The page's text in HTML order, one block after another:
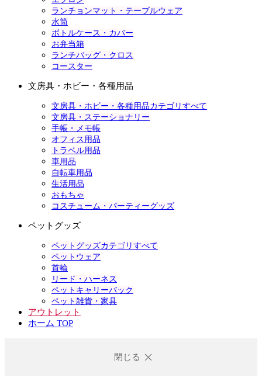
ランチョンマット・テーブルウェア
水筒
ボトルケース・カバー
お弁当箱
ランチバッグ・クロス
コースター
文房具・ホビー・各種用品
文房具・ホビー・各種用品カテゴリすべて
文房具・ステーショナリー
手帳・メモ帳
オフィス用品
トラベル用品
車用品
自転車用品
生活用品
おもちゃ
コスチューム・パーティーグッズ
ペットグッズ
ペットグッズカテゴリすべて
ペットウェア
首輪
リード・ハーネス
ペットキャリーバック
ペット雑貨・家具
アウトレット
ホーム TOP
閉じる